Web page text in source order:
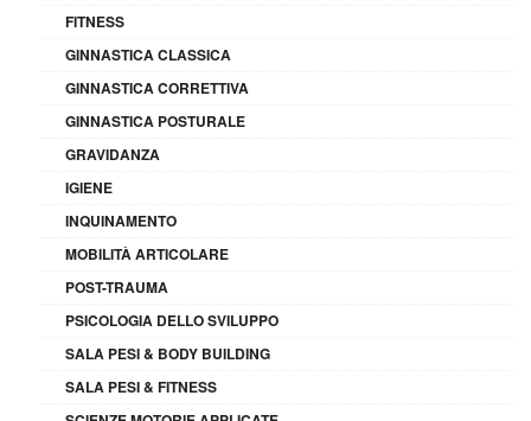
FITNESS
GINNASTICA CLASSICA
GINNASTICA CORRETTIVA
GINNASTICA POSTURALE
GRAVIDANZA
IGIENE
INQUINAMENTO
MOBILITÀ ARTICOLARE
POST-TRAUMA
PSICOLOGIA DELLO SVILUPPO
SALA PESI & BODY BUILDING
SALA PESI & FITNESS